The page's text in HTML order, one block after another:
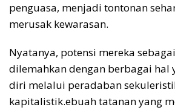
penguasa, menjadi tontonan
merusak kewarasan.
Nyatanya, potensi mereka
dilemahkan dengan berbagai hal
diri melalui peradaban
kapitalistik.ebuah tatanan yang